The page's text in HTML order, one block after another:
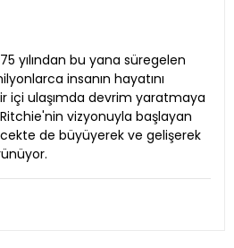
yılından bu yana süregelen
insanın hayatını
içi ulaşımda devrim yaratmaya
vizyonuyla başlayan
de büyüyerek ve gelişerek